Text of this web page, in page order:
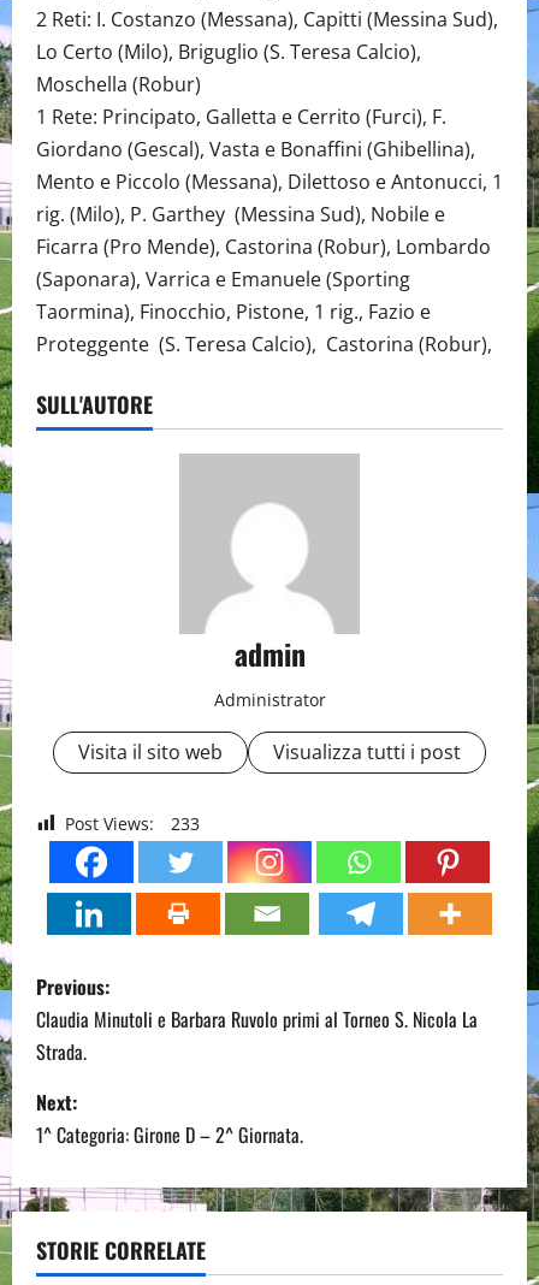
2 Reti: I. Costanzo (Messana), Capitti (Messina Sud),
Lo Certo (Milo), Briguglio (S. Teresa Calcio),
Moschella (Robur)
1 Rete: Principato, Galletta e Cerrito (Furci), F.
Giordano (Gescal), Vasta e Bonaffini (Ghibellina),
Mento e Piccolo (Messana), Dilettoso e Antonucci, 1
rig. (Milo), P. Garthey (Messina Sud), Nobile e
Ficarra (Pro Mende), Castorina (Robur), Lombardo
(Saponara), Varrica e Emanuele (Sporting
Taormina), Finocchio, Pistone, 1 rig., Fazio e
Proteggente (S. Teresa Calcio), Castorina (Robur),
SULL'AUTORE
admin
Administrator
Visita il sito web Visualizza tutti i post
Post Views: 233
P
o
s
t
n
a
Previous:
Claudia Minutoli e Barbara Ruvolo primi al Torneo S. Nicola La
Strada.
Next:
1^ Categoria: Girone D – 2^ Giornata.
STORIE CORRELATE